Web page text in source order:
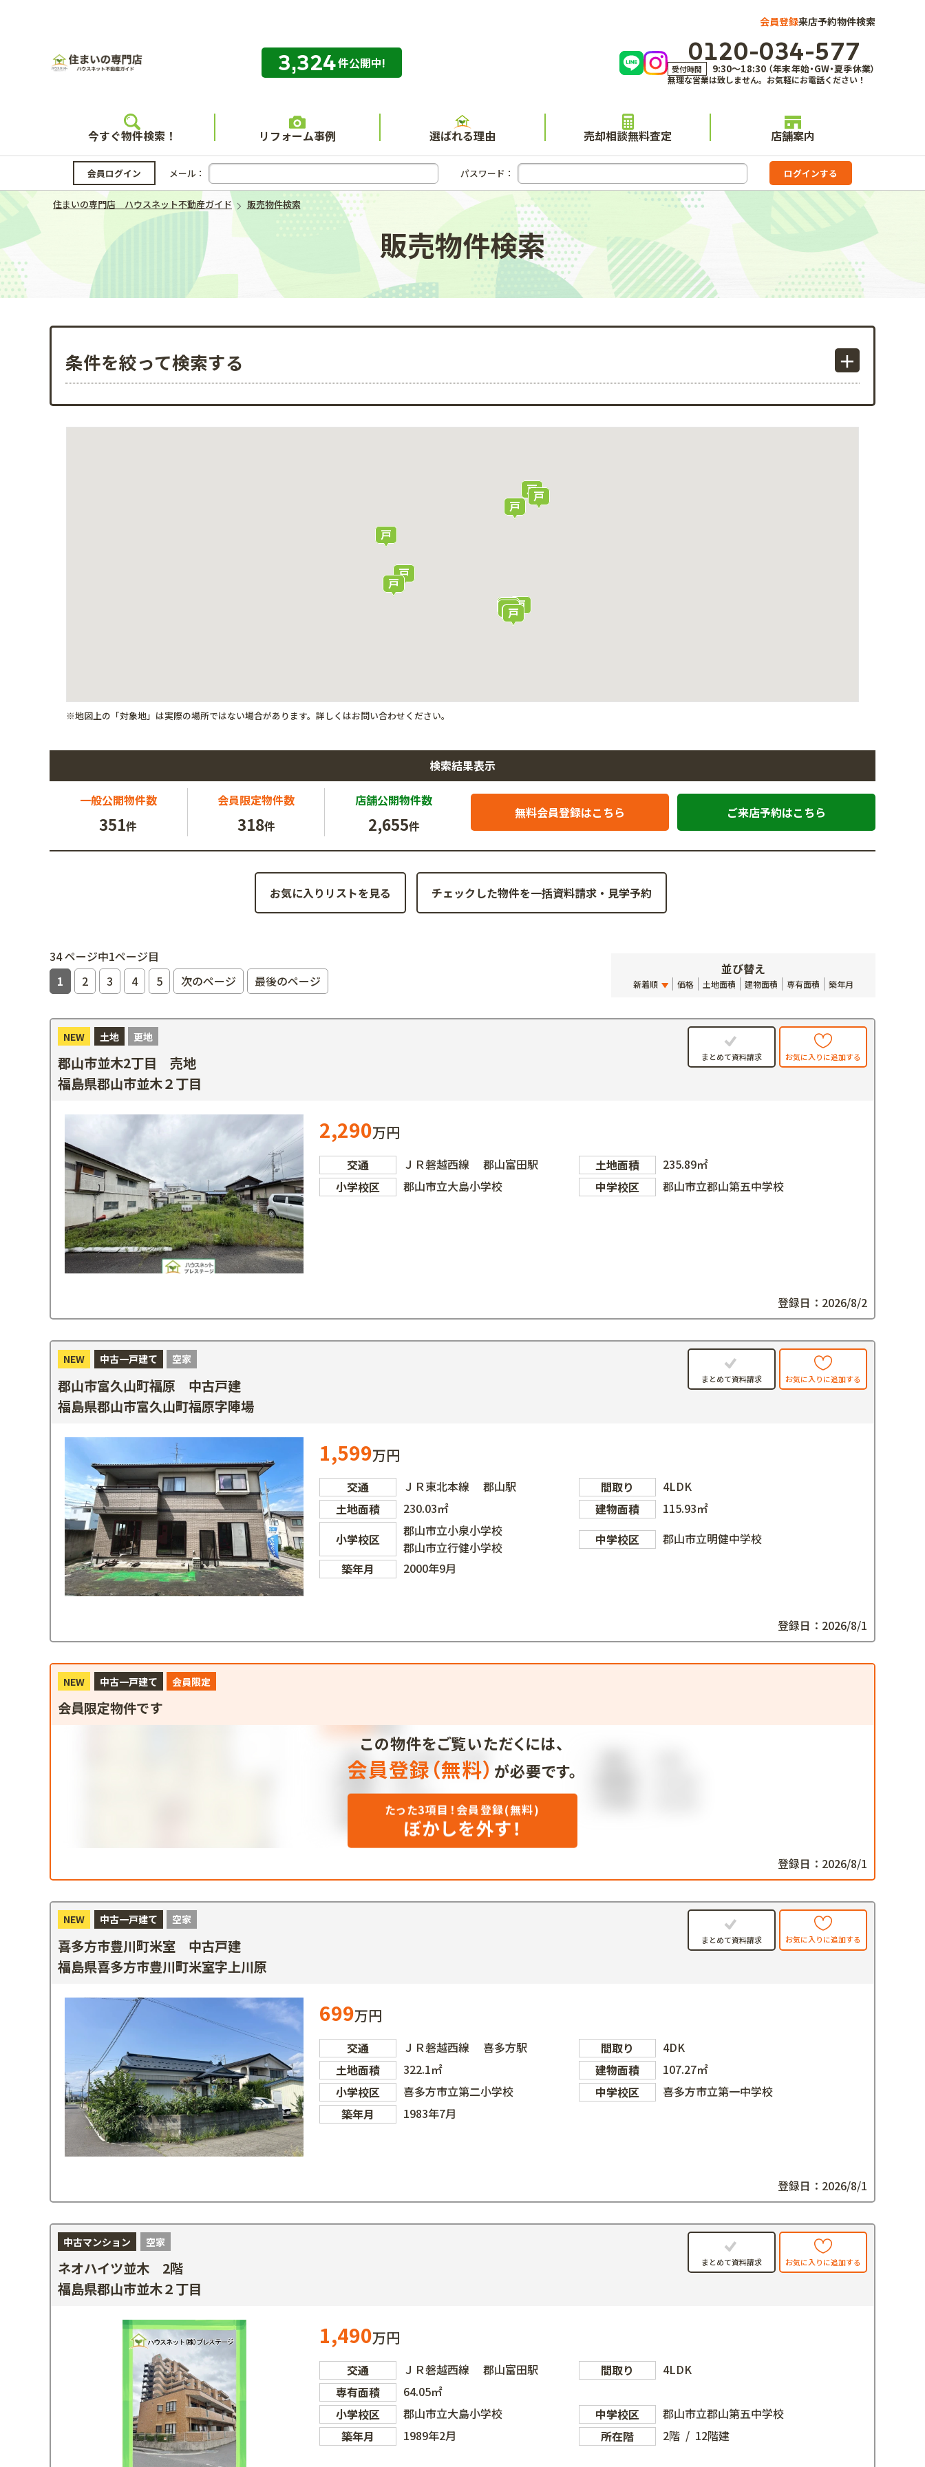
会員登録来店予約物件検索
住まいの専門店 ハウスネット不動産ガイド
3,324件公開中! 0120-034-577
受付時間 9:30～18:30 （年末年始・GW・夏季休業）
無理な営業は致しません。お気軽にお電話ください！
今すぐ物件検索！ リフォーム事例 選ばれる理由 売却相談無料査定 店舗案内
会員ログイン メール： パスワード：
住まいの専門店 ハウスネット不動産ガイド 販売物件検索
販売物件検索
条件を絞って検索する
※地図上の「対象地」は実際の場所ではない場合があります。詳しくはお問い合わせください。
検索結果表示
一般公開物件数
351件
会員限定物件数
318件
店舗公開物件数
2,655件
無料会員登録はこちら ご来店予約はこちら
お気に入りリストを見る
34 ページ中1ページ目
1
2 3 4 5 次のページ 最後のページ
並び替え
新着順 価格 土地面積 建物面積 専有面積 築年月
NEW 土地 更地
郡山市並木2丁目 売地
福島県郡山市並木２丁目
まとめて資料請求 お気に入りに追加する
2,290万円
交通 ＪＲ磐越西線 郡山富田駅 土地面積
235.89㎡
小学校区
郡山市立大島小学校 中学校区 郡山市立郡山第五中学校
登録日：2026/8/2
NEW 中古一戸建て 空家
郡山市富久山町福原 中古戸建
福島県郡山市富久山町福原字陣場
まとめて資料請求 お気に入りに追加する
1,599万円
交通 ＪＲ東北本線 郡山駅 間取り
4LDK
土地面積
230.03㎡ 建物面積
115.93㎡
小学校区
郡山市立小泉小学校
郡山市立行健小学校
中学校区
郡山市立明健中学校
築年月
2000年9月
登録日：2026/8/1
NEW 中古一戸建て 会員限定
会員限定物件です
この物件をご覧いただくには、
会員登録（無料） が必要です。
たった3項目！会員登録(無料)
ぼかしを外す！
登録日：2026/8/1
NEW 中古一戸建て 空家
喜多方市豊川町米室 中古戸建
福島県喜多方市豊川町米室字上川原
まとめて資料請求 お気に入りに追加する
699万円
交通 ＪＲ磐越西線 喜多方駅 間取り
4DK
土地面積
322.1㎡ 建物面積
107.27㎡
小学校区
喜多方市立第二小学校 中学校区
喜多方市立第一中学校
築年月
1983年7月
登録日：2026/8/1
中古マンション 空家
ネオハイツ並木 2階
福島県郡山市並木２丁目
まとめて資料請求 お気に入りに追加する
1,490万円
交通 ＪＲ磐越西線 郡山富田駅 間取り
4LDK
専有面積
64.05㎡
小学校区
郡山市立大島小学校 中学校区
郡山市立郡山第五中学校
築年月
1989年2月 所在階 2階 / 12階建